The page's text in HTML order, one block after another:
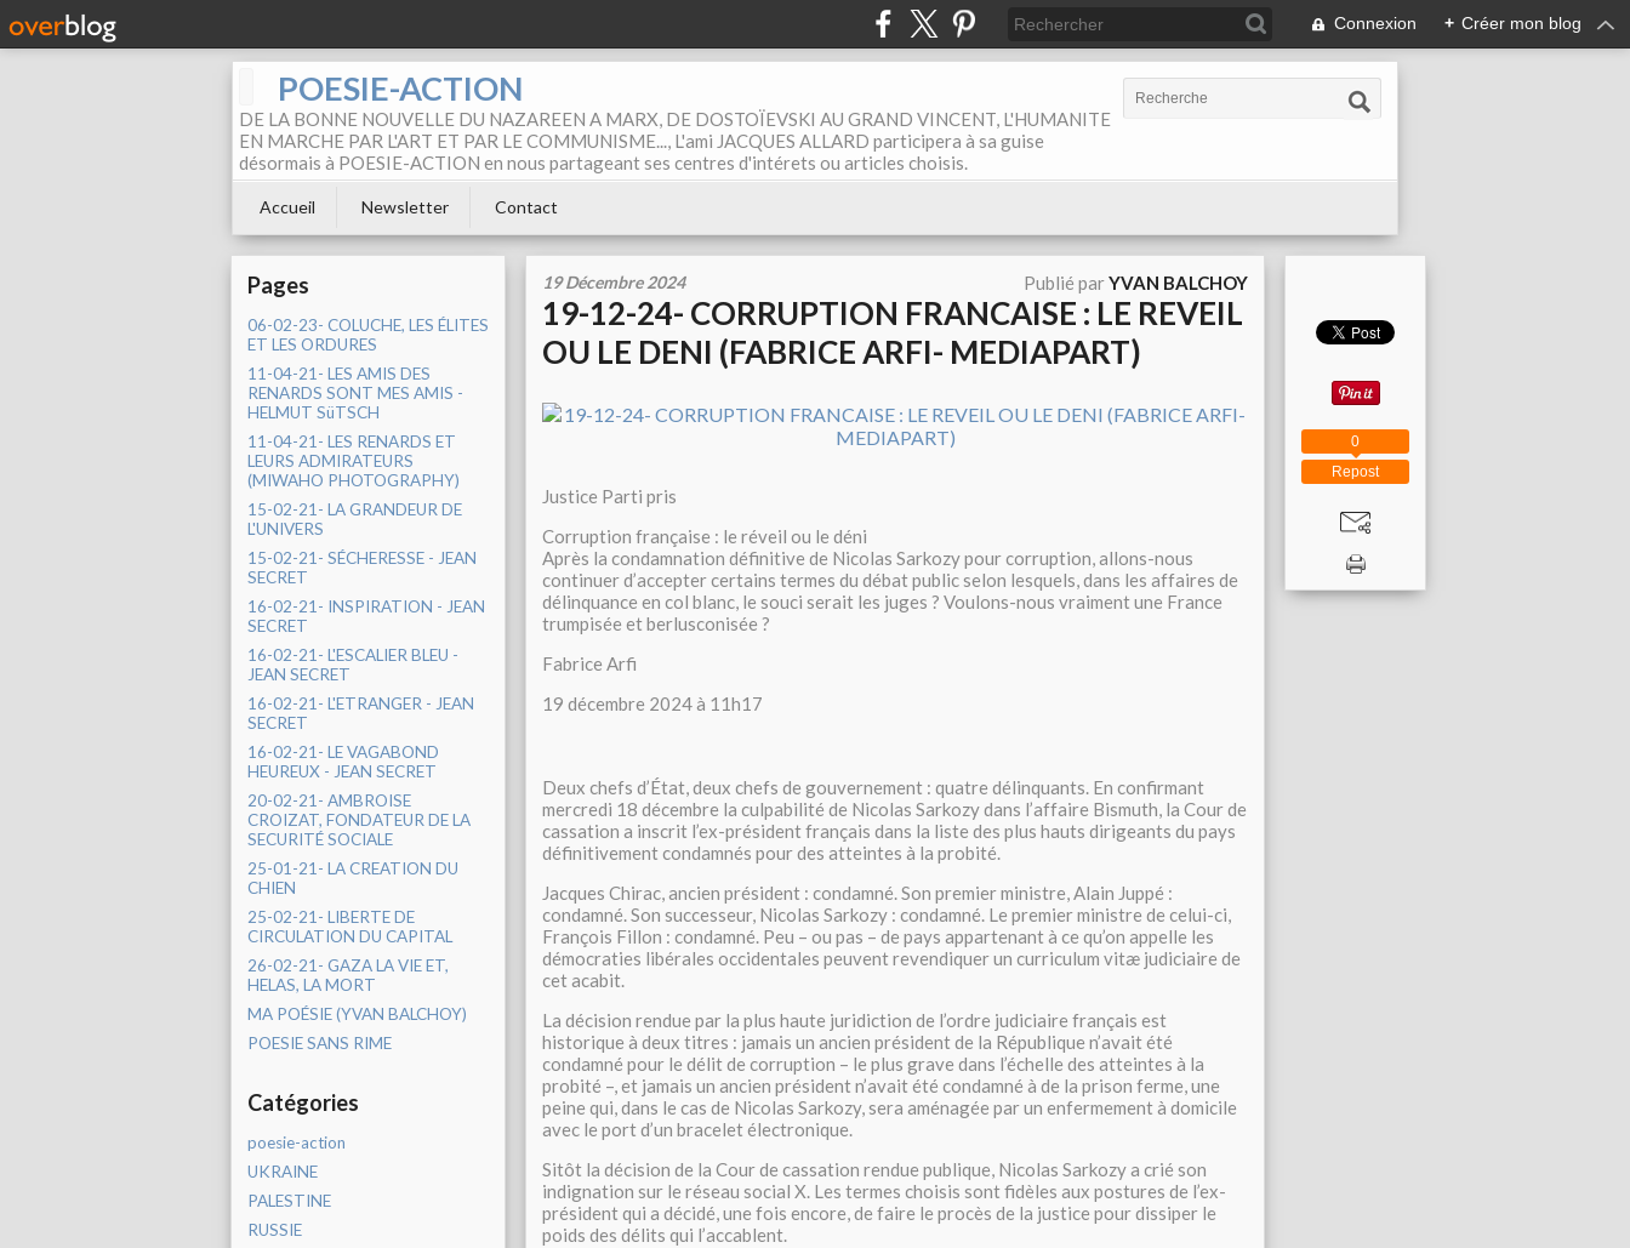
Connexion + Créer mon blog
POESIE-ACTION
DE LA BONNE NOUVELLE DU NAZAREEN A MARX, DE DOSTOÏEVSKI AU GRAND VINCENT, L'HUMANITE
EN MARCHE PAR L'ART ET PAR LE COMMUNISME..., L'ami JACQUES ALLARD participera à sa guise
désormais à POESIE-ACTION en nous partageant ses centres d'intérets ou articles choisis.
Accueil Newsletter Contact
Pages
06-02-23- COLUCHE, LES ÉLITES
ET LES ORDURES
11-04-21- LES AMIS DES
RENARDS SONT MES AMIS -
HELMUT SüTSCH
11-04-21- LES RENARDS ET
LEURS ADMIRATEURS
(MIWAHO PHOTOGRAPHY)
15-02-21- LA GRANDEUR DE
L'UNIVERS
15-02-21- SÉCHERESSE - JEAN
SECRET
16-02-21- INSPIRATION - JEAN
SECRET
16-02-21- L'ESCALIER BLEU -
JEAN SECRET
16-02-21- L'ETRANGER - JEAN
SECRET
16-02-21- LE VAGABOND
HEUREUX - JEAN SECRET
20-02-21- AMBROISE
CROIZAT, FONDATEUR DE LA
SECURITÉ SOCIALE
25-01-21- LA CREATION DU
CHIEN
25-02-21- LIBERTE DE
CIRCULATION DU CAPITAL
26-02-21- GAZA LA VIE ET,
HELAS, LA MORT
MA POÉSIE (YVAN BALCHOY)
POESIE SANS RIME
Catégories
poesie-action
UKRAINE
PALESTINE
RUSSIE
19 Décembre 2024 Publié parYVAN BALCHOY
19-12-24- CORRUPTION FRANCAISE : LE REVEIL
OU LE DENI (FABRICE ARFI- MEDIAPART)
Justice Parti pris
Corruption française : le réveil ou le déni
Après la condamnation définitive de Nicolas Sarkozy pour corruption, allons-nous
continuer d’accepter certains termes du débat public selon lesquels, dans les affaires de
délinquance en col blanc, le souci serait les juges ? Voulons-nous vraiment une France
trumpisée et berlusconisée ?
Fabrice Arfi
19 décembre 2024 à 11h17
Deux chefs d’État, deux chefs de gouvernement : quatre délinquants. En confirmant
mercredi 18 décembre la culpabilité de Nicolas Sarkozy dans l’affaire Bismuth, la Cour de
cassation a inscrit l’ex-président français dans la liste des plus hauts dirigeants du pays
définitivement condamnés pour des atteintes à la probité.
Jacques Chirac, ancien président : condamné. Son premier ministre, Alain Juppé :
condamné. Son successeur, Nicolas Sarkozy : condamné. Le premier ministre de celui-ci,
François Fillon : condamné. Peu – ou pas – de pays appartenant à ce qu’on appelle les
démocraties libérales occidentales peuvent revendiquer un curriculum vitæ judiciaire de
cet acabit.
La décision rendue par la plus haute juridiction de l’ordre judiciaire français est
historique à deux titres : jamais un ancien président de la République n’avait été
condamné pour le délit de corruption – le plus grave dans l’échelle des atteintes à la
probité –, et jamais un ancien président n’avait été condamné à de la prison ferme, une
peine qui, dans le cas de Nicolas Sarkozy, sera aménagée par un enfermement à domicile
avec le port d’un bracelet électronique.
Sitôt la décision de la Cour de cassation rendue publique, Nicolas Sarkozy a crié son
indignation sur le réseau social X. Les termes choisis sont fidèles aux postures de l’ex-
président qui a décidé, une fois encore, de faire le procès de la justice pour dissiper le
poids des délits qui l’accablent.
Repost
0